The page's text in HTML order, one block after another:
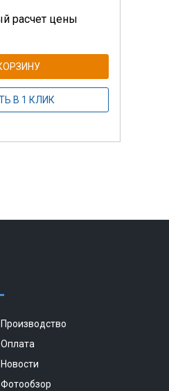
расчет цены
В 1 КЛИК
Производство
Оплата
Новости
Фотообзор